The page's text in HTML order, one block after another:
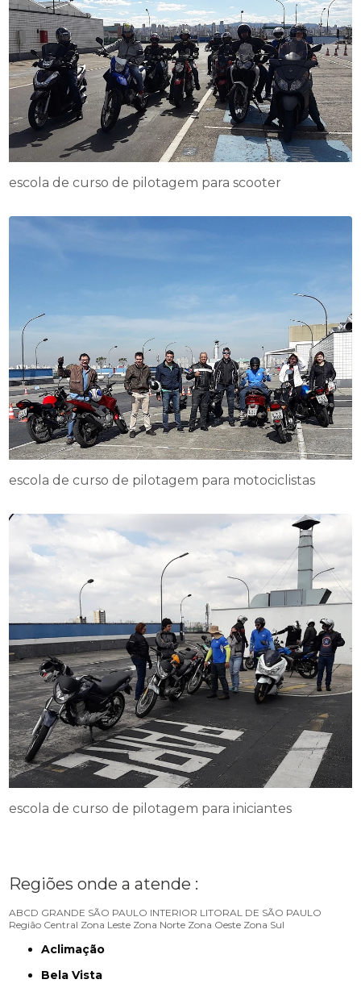
escola de curso de pilotagem para scooter
escola de curso de pilotagem para motociclistas
escola de curso de pilotagem para iniciantes
Regiões onde a atende :
ABCD GRANDE SÃO PAULO INTERIOR LITORAL DE SÃO PAULO
Região Central Zona Leste Zona Norte Zona Oeste Zona Sul
Aclimação
Bela Vista